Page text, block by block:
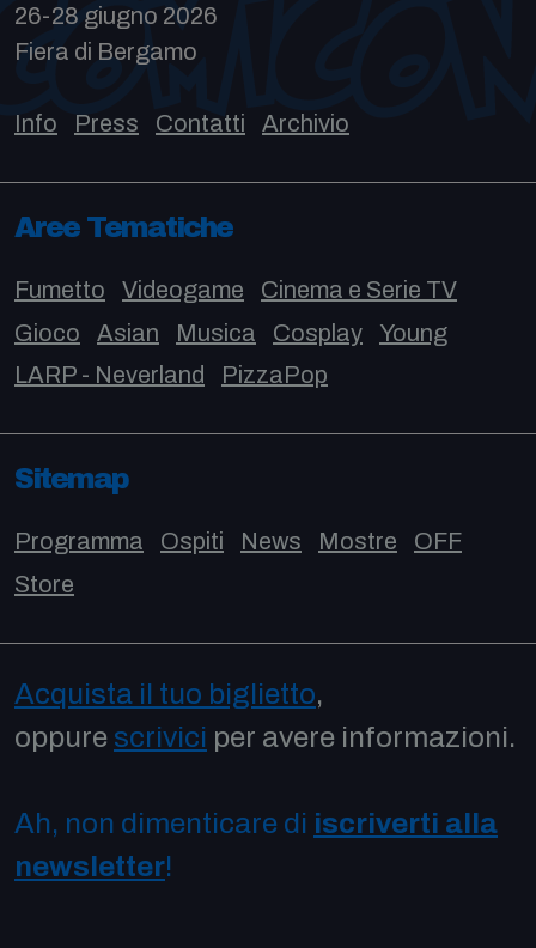
26-28 giugno 2026
Fiera di Bergamo
Info Press Contatti Archivio
Aree Tematiche
Fumetto Videogame
Cinema e Serie TV
Gioco
Asian Musica Cosplay
Young
LARP - Neverland
PizzaPop
Sitemap
Programma Ospiti News Mostre
OFF
Store
Acquista il tuo biglietto,
oppure scrivici per avere informazioni.
Ah, non dimenticare di iscriverti alla
newsletter!